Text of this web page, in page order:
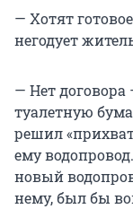
— Хотят
негодует
— Нет
туалетную
решил
ему
новый
нему, был бы